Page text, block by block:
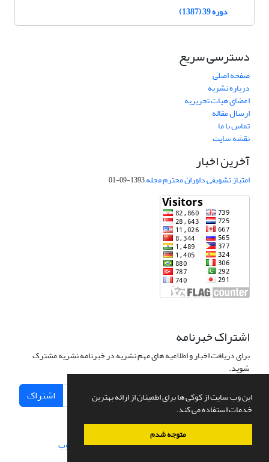
این وب سایت از کوکی ها برای اطمینان از ارائه بهترین
خدمات استفاده می کند.
متوجه شدم
دوره 39 (1387)
دسترسی سریع
صفحه اصلی
درباره نشریه
اعضای هیات تحریریه
ارسال مقاله
تماس با ما
نقشه سایت
آخرین اخبار
امتیاز تشویقی داوران محترم مجله1393-09-01
اشتراک خبرنامه
برای دریافت اخبار و اطلاعیه های مهم نشریه در خبرنامه نشریه مشترک
شوید.
اشتراک
سامانه مدیریت نشریات علمی.طراحی و پیاده سازی از سیناوب